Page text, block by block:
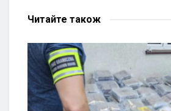
Читайте також